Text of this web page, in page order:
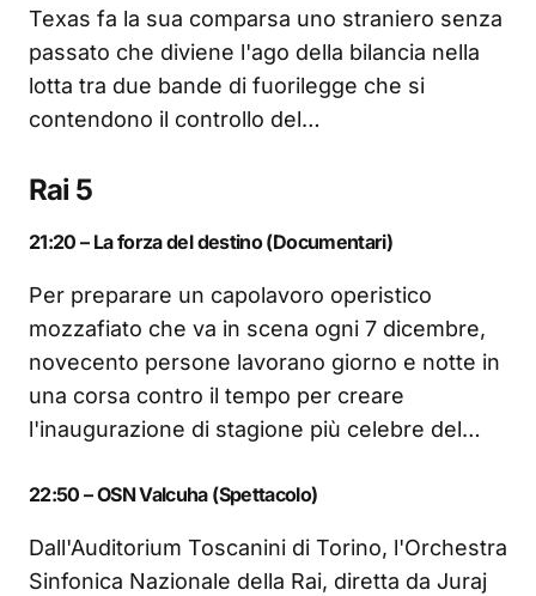
Texas fa la sua comparsa uno straniero senza
passato che diviene l'ago della bilancia nella
lotta tra due bande di fuorilegge che si
contendono il controllo del…
Rai 5
21:20 – La forza del destino (Documentari)
Per preparare un capolavoro operistico
mozzafiato che va in scena ogni 7 dicembre,
novecento persone lavorano giorno e notte in
una corsa contro il tempo per creare
l'inaugurazione di stagione più celebre del…
22:50 – OSN Valcuha (Spettacolo)
Dall'Auditorium Toscanini di Torino, l'Orchestra
Sinfonica Nazionale della Rai, diretta da Juraj